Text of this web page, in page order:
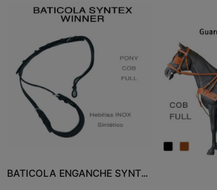
BATICOLA ENGANCHE SYNTEX WINNER